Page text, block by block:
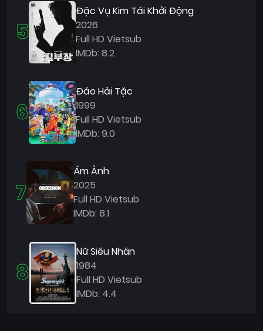
5
Đặc Vụ Kim Tái Khởi Động
2026
Full HD Vietsub
IMDb: 8.2
6
Đảo Hải Tặc
1999
Full HD Vietsub
IMDb: 9.0
7
Ám Ảnh
2025
Full HD Vietsub
IMDb: 8.1
8
Nữ Siêu Nhân
1984
Full HD Vietsub
IMDb: 4.4